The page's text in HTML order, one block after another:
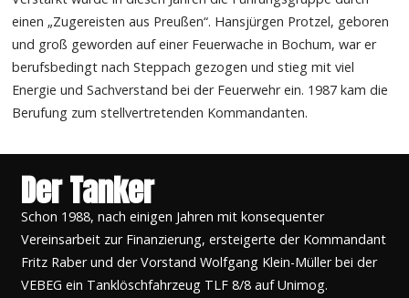
einen „Zugereisten aus Preußen“. Hansjürgen Protzel, geboren
und groß geworden auf einer Feuerwache in Bochum, war er
berufsbedingt nach Steppach gezogen und stieg mit viel
Energie und Sachverstand bei der Feuerwehr ein. 1987 kam die
Berufung zum stellvertretenden Kommandanten.
Der Tanker
Schon 1988, nach einigen Jahren mit konsequenter
Vereinsarbeit zur Finanzierung, ersteigerte der Kommandant
Fritz Raber und der Vorstand Wolfgang Klein-Müller bei der
VEBEG ein Tanklöschfahrzeug TLF 8/8 auf Unimog.